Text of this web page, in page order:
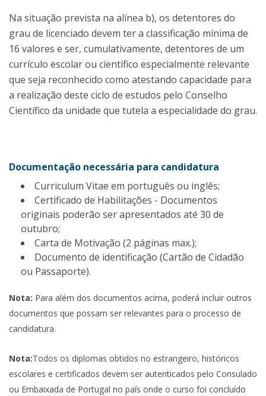
Na situação prevista na alínea b), os detentores do
grau de licenciado devem ter a classificação mínima de
16 valores e ser, cumulativamente, detentores de um
currículo escolar ou científico especialmente relevante
que seja reconhecido como atestando capacidade para
a realização deste ciclo de estudos pelo Conselho
Científico da unidade que tutela a especialidade do grau.
Documentação necessária para candidatura
Curriculum Vitae em português ou inglês;
Certificado de Habilitações - Documentos
originais poderão ser apresentados até 30 de
outubro;
Carta de Motivação (2 páginas max.);
Documento de identificação (Cartão de Cidadão
ou Passaporte).
Nota: Para além dos documentos acima, poderá incluir outros
documentos que possam ser relevantes para o processo de
candidatura.
Nota:Todos os diplomas obtidos no estrangeiro, históricos
escolares e certificados devem ser autenticados pelo Consulado
ou Embaixada de Portugal no país onde o curso foi concluído